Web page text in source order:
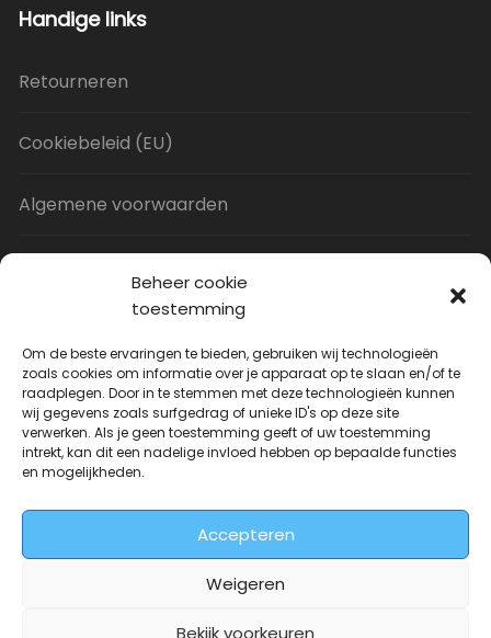
Beheer cookie
toestemming
Om de beste ervaringen te bieden, gebruiken wij technologieën
zoals cookies om informatie over je apparaat op te slaan en/of te
raadplegen. Door in te stemmen met deze technologieën kunnen
wij gegevens zoals surfgedrag of unieke ID's op deze site
verwerken. Als je geen toestemming geeft of uw toestemming
intrekt, kan dit een nadelige invloed hebben op bepaalde functies
en mogelijkheden.
Accepteren
Weigeren
Bekijk voorkeuren
Handige links
Retourneren
Cookiebeleid (EU)
Algemene voorwaarden
Uitverkoop
JNF Deurklink gebogen 16mm
prijs
was:
prijs
is: